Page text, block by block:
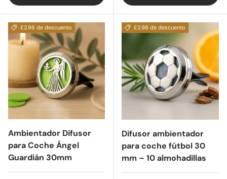
£2.98 de descuento
Ambientador Difusor
para Coche Ángel
Guardián 30mm
£2.98 de descuento
Difusor ambientador
para coche fútbol 30
mm – 10 almohadillas